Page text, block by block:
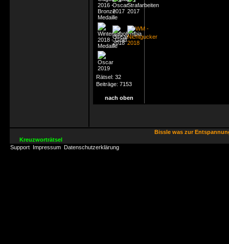
Rätsel: 32
Beiträge: 7153
nach oben
Bissle was zur
Kreuzworträtsel
Support Impressum Datenschutzerklärung